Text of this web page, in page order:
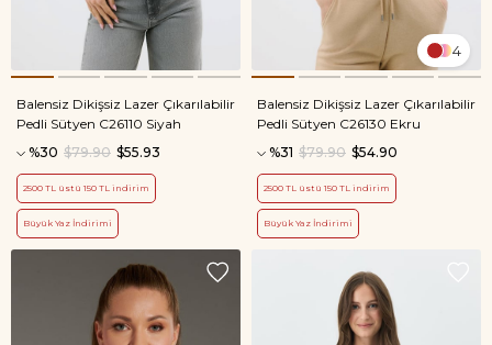
Balensiz Dikişsiz Lazer Çıkarılabilir
Pedli Sütyen C26110 Siyah
%30
$55.93
$79.90
2500 TL üstü 150 TL indirim
Büyük Yaz İndirimi
4
Balensiz Dikişsiz Lazer Çıkarılabilir
Pedli Sütyen C26130 Ekru
%31
$54.90
$79.90
2500 TL üstü 150 TL indirim
Büyük Yaz İndirimi